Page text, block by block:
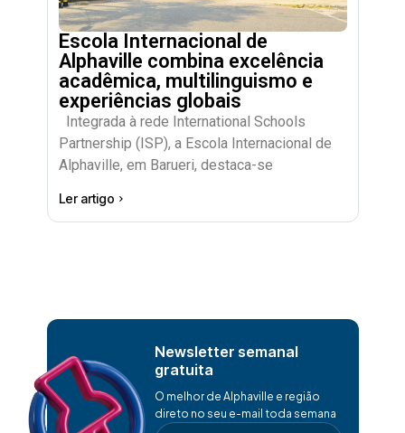
Escola Internacional de
Alphaville combina excelência
acadêmica, multilinguismo e
experiências globais
Integrada à rede International Schools
Partnership (ISP), a Escola Internacional de
Alphaville, em Barueri, destaca-se
Ler artigo
Newsletter semanal
gratuita
O melhor de Alphaville e região
direto no seu e-mail toda semana